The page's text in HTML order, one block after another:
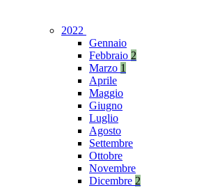
2022
Gennaio
Febbraio 2
Marzo 1
Aprile
Maggio
Giugno
Luglio
Agosto
Settembre
Ottobre
Novembre
Dicembre 2